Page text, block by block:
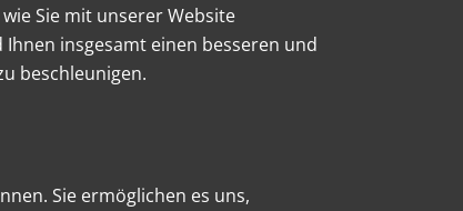
Sie mit unserer Website
insgesamt einen besseren und
beschleunigen.
Sie ermöglichen es uns,